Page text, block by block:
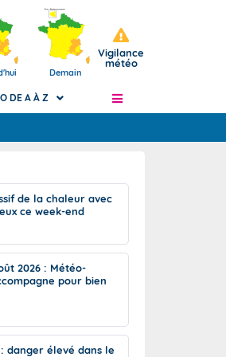
Demain
Vigilance
météo
de J+2 à J+7
pluies intenses à l'échelle
(Apic)
du risque
DE A À Z
de la chaleur avec
ce week-end
2026 : Météo-
pour bien
danger élevé dans le